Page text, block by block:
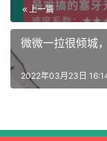
上一篇
微微一拉很倾城
2022年03月23日